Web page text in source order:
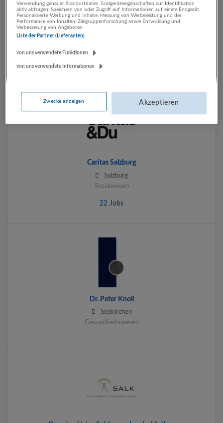
Caritas Salzburg
Salzburg
Sozialwesen
22 Jobs
Dr. Peter Knoll
Seekirchen
Gesundheitswesen
Verwendung genauer Standortdaten. Endgeräteeigenschaften zur Identifikation
aktiv abfragen. Speichern von oder Zugriff auf Informationen auf einem Endgerät.
Personalisierte Werbung und Inhalte, Messung von Werbeleistung und der
Performance von Inhalten, Zielgruppenforschung sowie Entwicklung und
Verbesserung von Angeboten.
Liste der Partner (Lieferanten)
von uns verwendete Funktionen
von uns verwendete Informationen
Zwecke anzeigen Akzeptieren